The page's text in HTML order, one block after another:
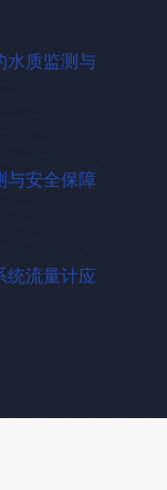
水质监测与
与安全保障
统流量计应